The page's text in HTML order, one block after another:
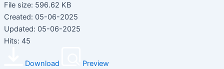
File size: 596.62 KB
Created: 05-06-2025
Updated: 05-06-2025
Hits: 45
Download Preview